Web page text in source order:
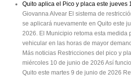
Quito aplica el Pico y placa este jueves
Giovanna Alvear El sistema de
se aplicará nuevamente en Quito este
2026. El Municipio retoma esta medida
vehicular en las horas de mayor
Más noticias Restricciones del pico y
miércoles 10 de junio de 2026 Así
Quito este martes 9 de junio de 2026